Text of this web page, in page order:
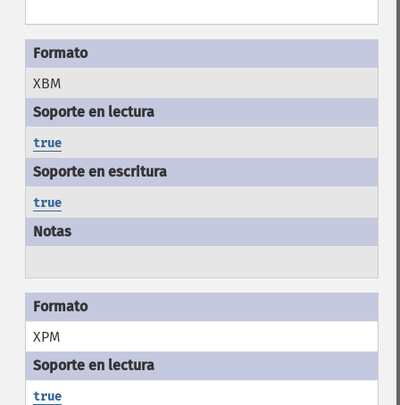
XBM
true
true
XPM
true